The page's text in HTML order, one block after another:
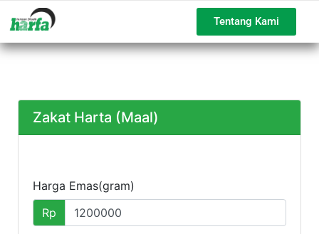
Tentang Kami
Zakat Harta (Maal)
Harga Emas(gram)
Rp